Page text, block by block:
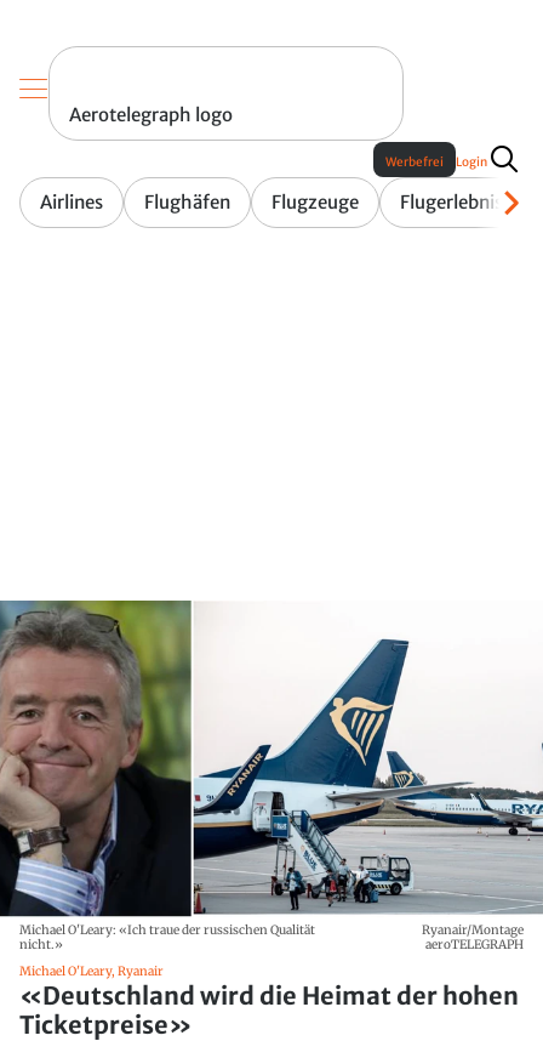
Aerotelegraph logo
Airlines Flughäfen Flugzeuge Flugerlebnis
Werbefrei Login
Michael O'Leary: «Ich traue der russischen Qualität
nicht.»
Ryanair/Montage
aeroTELEGRAPH
Michael O'Leary, Ryanair
«Deutschland wird die Heimat der hohen
Ticketpreise»